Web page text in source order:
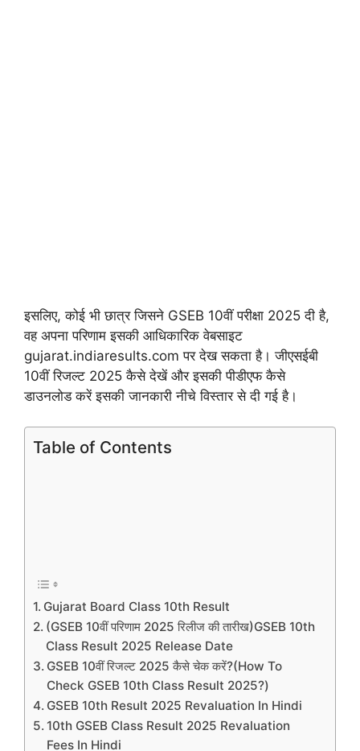
इसलिए, कोई भी छात्र जिसने GSEB 10वीं परीक्षा 2025 दी है,
वह अपना परिणाम इसकी आधिकारिक वेबसाइट
gujarat.indiaresults.com पर देख सकता है। जीएसईबी
10वीं रिजल्ट 2025 कैसे देखें और इसकी पीडीएफ कैसे
डाउनलोड करें इसकी जानकारी नीचे विस्तार से दी गई है।
Table of Contents
Gujarat Board Class 10th Result
(GSEB 10वीं परिणाम 2025 रिलीज की तारीख)GSEB 10th
Class Result 2025 Release Date
GSEB 10वीं रिजल्ट 2025 कैसे चेक करें?(How To
Check GSEB 10th Class Result 2025?)
GSEB 10th Result 2025 Revaluation In Hindi
10th GSEB Class Result 2025 Revaluation
Fees In Hindi